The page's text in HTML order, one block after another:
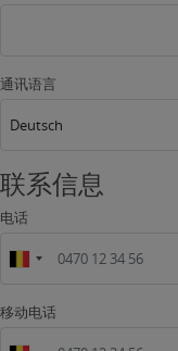
通讯语言
Deutsch
联系信息
电话
移动电话